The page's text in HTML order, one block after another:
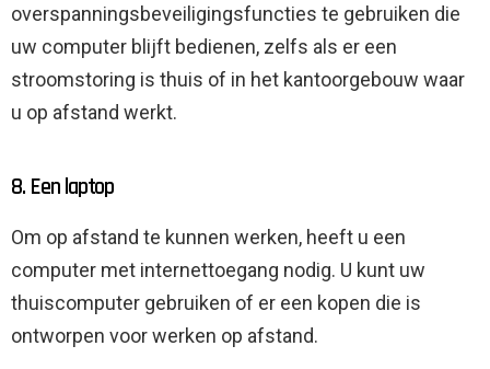
overspanningsbeveiligingsfuncties te gebruiken die
uw computer blijft bedienen, zelfs als er een
stroomstoring is thuis of in het kantoorgebouw waar
u op afstand werkt.
8. Een laptop
Om op afstand te kunnen werken, heeft u een
computer met internettoegang nodig. U kunt uw
thuiscomputer gebruiken of er een kopen die is
ontworpen voor werken op afstand.